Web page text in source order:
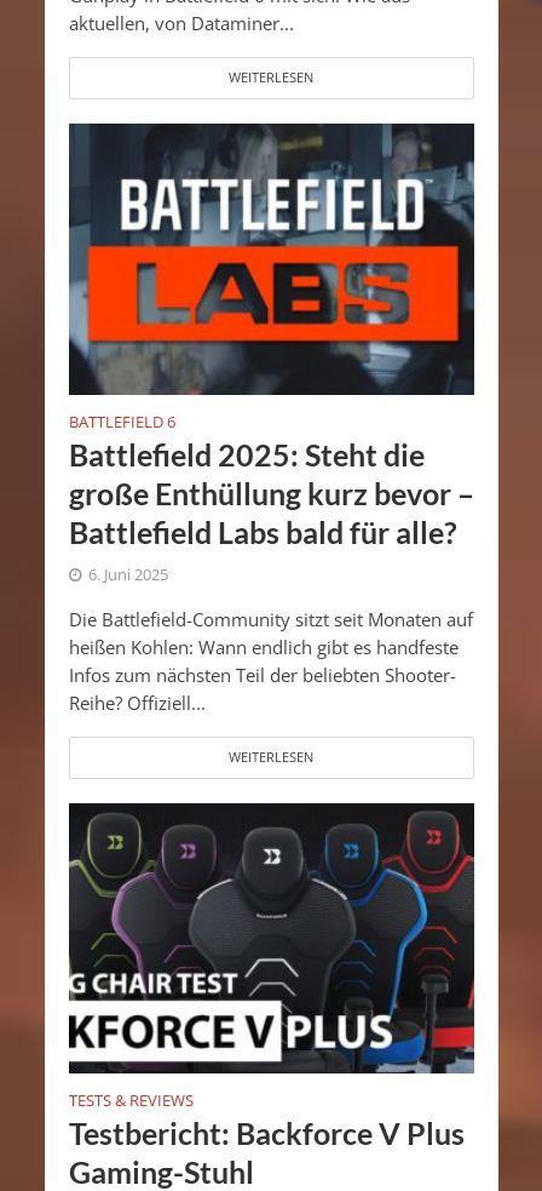
aktuellen, von Dataminer...
WEITERLESEN
BATTLEFIELD 6
Battlefield 2025: Steht die
große Enthüllung kurz bevor –
Battlefield Labs bald für alle?
6. Juni 2025
Die Battlefield-Community sitzt seit Monaten auf
heißen Kohlen: Wann endlich gibt es handfeste
Infos zum nächsten Teil der beliebten Shooter-
Reihe? Offiziell...
WEITERLESEN
TESTS & REVIEWS
Testbericht: Backforce V Plus
Gaming-Stuhl